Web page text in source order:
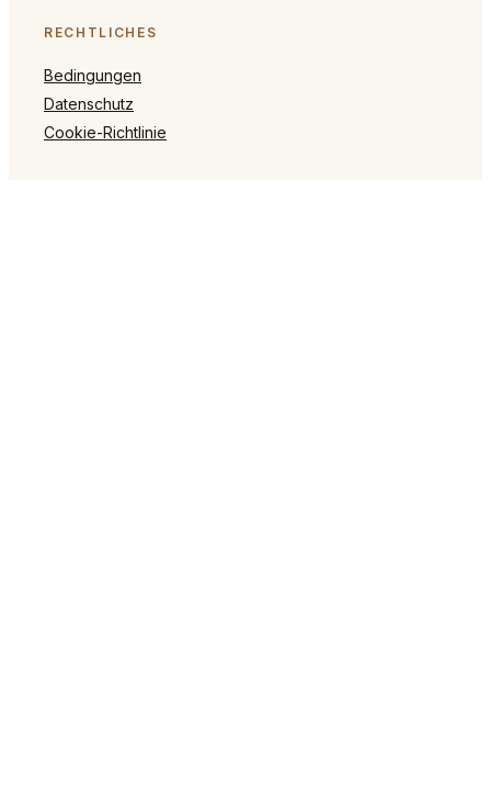
RECHTLICHES
Bedingungen
Datenschutz
Cookie-Richtlinie